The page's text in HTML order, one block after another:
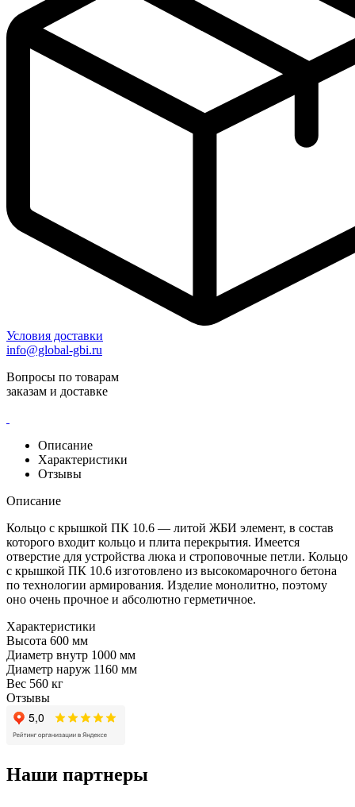
Условия доставки
info@global-gbi.ru
Вопросы по товарам
заказам и доставке
Описание
Характеристики
Отзывы
Описание
Кольцо с крышкой ПК 10.6 — литой ЖБИ элемент, в состав
которого входит кольцо и плита перекрытия. Имеется
отверстие для устройства люка и строповочные петли. Кольцо
с крышкой ПК 10.6 изготовлено из высокомарочного бетона
по технологии армирования. Изделие монолитно, поэтому
оно очень прочное и абсолютно герметичное.
Характеристики
Высота 600 мм
Диаметр внутр 1000 мм
Диаметр наруж 1160 мм
Вес 560 кг
Отзывы
Наши партнеры